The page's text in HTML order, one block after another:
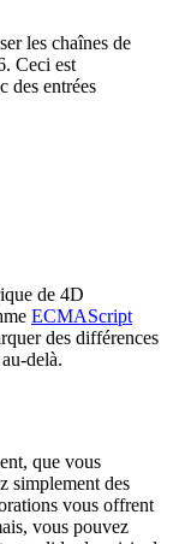
les chaînes de
Ceci est
des entrées
de 4D
ECMAScript
des différences
delà.
que vous
simplement des
vous offrent
vous pouvez